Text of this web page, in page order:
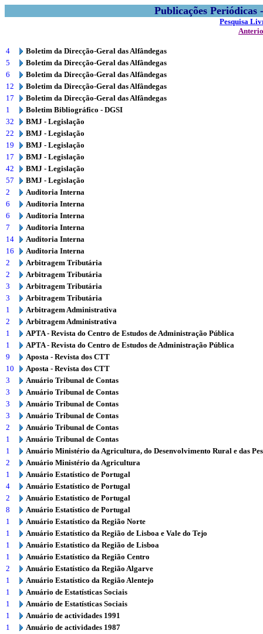
Publicações
Pesquisa
4
Boletim da Direcção-Geral das Alfândegas
5
Boletim da Direcção-Geral das Alfândegas
6
Boletim da Direcção-Geral das Alfândegas
12
Boletim da Direcção-Geral das Alfândegas
17
Boletim da Direcção-Geral das Alfândegas
1
Boletim Bibliográfico - DGSI
32
BMJ - Legislação
22
BMJ - Legislação
19
BMJ - Legislação
17
BMJ - Legislação
42
BMJ - Legislação
57
BMJ - Legislação
2
Auditoria Interna
6
Auditoria Interna
6
Auditoria Interna
7
Auditoria Interna
14
Auditoria Interna
16
Auditoria Interna
2
Arbitragem Tributária
2
Arbitragem Tributária
3
Arbitragem Tributária
3
Arbitragem Tributária
1
Arbitragem Administrativa
2
Arbitragem Administrativa
1
APTA - Revista do Centro de Estudos de Administração Pública
1
APTA - Revista do Centro de Estudos de Administração Pública
9
Aposta - Revista dos CTT
10
Aposta - Revista dos CTT
3
Anuário Tribunal de Contas
3
Anuário Tribunal de Contas
3
Anuário Tribunal de Contas
3
Anuário Tribunal de Contas
2
Anuário Tribunal de Contas
1
Anuário Tribunal de Contas
1
Anuário Ministério da Agricultura, do Desenvolvimento Rural e das
2
Anuário Ministério da Agricultura
1
Anuário Estatístico de Portugal
4
Anuário Estatístico de Portugal
2
Anuário Estatístico de Portugal
8
Anuário Estatístico de Portugal
1
Anuário Estatístico da Região Norte
1
Anuário Estatístico da Região de Lisboa e Vale do Tejo
1
Anuário Estatístico da Região de Lisboa
1
Anuário Estatístico da Região Centro
2
Anuário Estatístico da Região Algarve
1
Anuário Estatístico da Região Alentejo
1
Anuário de Estatísticas Sociais
1
Anuário de Estatísticas Sociais
1
Anuário de actividades 1991
1
Anuário de actividades 1987